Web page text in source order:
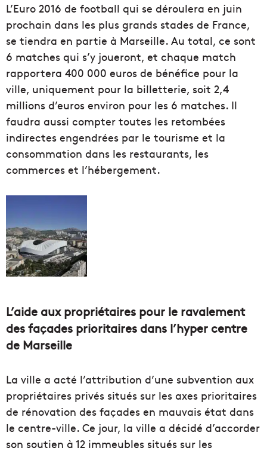
L’Euro 2016 de football qui se déroulera en juin
prochain dans les plus grands stades de France,
se tiendra en partie à Marseille. Au total, ce sont
6 matches qui s’y joueront, et chaque match
rapportera 400 000 euros de bénéfice pour la
ville, uniquement pour la billetterie, soit 2,4
millions d’euros environ pour les 6 matches. Il
faudra aussi compter toutes les retombées
indirectes engendrées par le tourisme et la
consommation dans les restaurants, les
commerces et l’hébergement.
L’aide aux propriétaires pour le ravalement
des façades prioritaires dans l’hyper centre
de Marseille
La ville a acté l’attribution d’une subvention aux
propriétaires privés situés sur les axes prioritaires
de rénovation des façades en mauvais état dans
le centre-ville. Ce jour, la ville a décidé d’accorder
son soutien à 12 immeubles situés sur les